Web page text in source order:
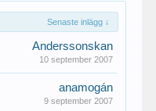
Senaste inlägg ↓
Anderssonskan
10 september 2007
anamogán
9 september 2007